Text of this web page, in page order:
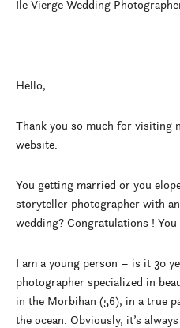
Ile Vierge Wedding
Hello,
Thank you so much for visiting
website.
You getting married or you
storyteller photographer with
wedding? Congratulations !
I am a young person – is it 30
photographer specialized in
in the Morbihan (56), in a true
the ocean. Obviously, it’s